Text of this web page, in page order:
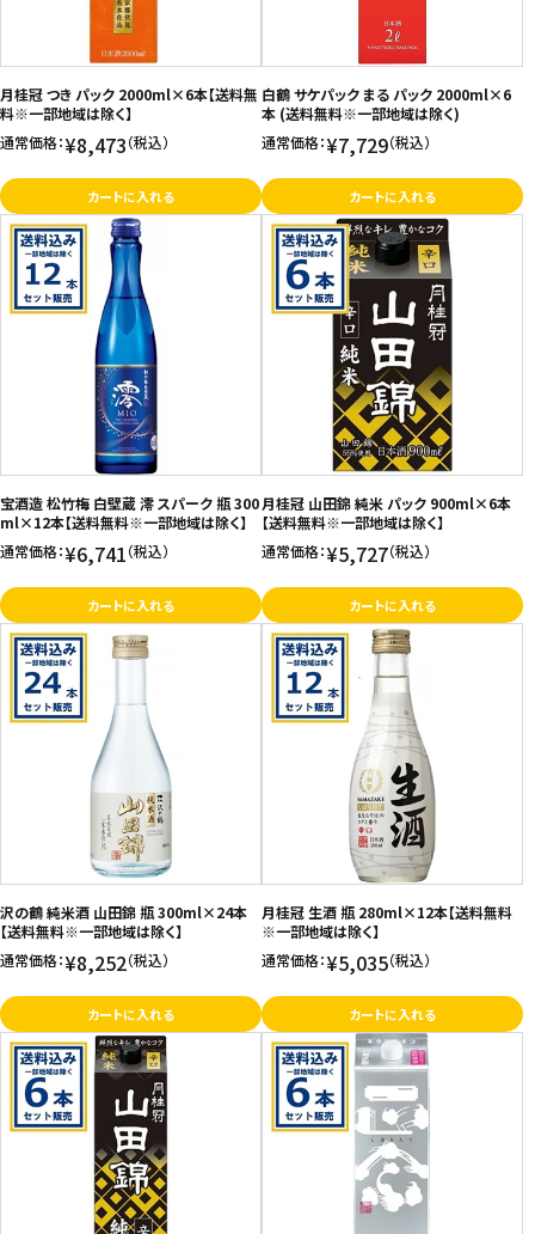
月桂冠 つき パック 2000ml×6本【送料無
料※一部地域は除く】
通常価格：¥8,473（税込）
カートに入れる
白鶴 サケパック まる パック 2000ml×6
本 (送料無料※一部地域は除く)
通常価格：¥7,729（税込）
カートに入れる
宝酒造 松竹梅 白壁蔵 澪 スパーク 瓶 300
ml×12本【送料無料※一部地域は除く】
通常価格：¥6,741（税込）
カートに入れる
月桂冠 山田錦 純米 パック 900ml×6本
【送料無料※一部地域は除く】
通常価格：¥5,727（税込）
カートに入れる
沢の鶴 純米酒 山田錦 瓶 300ml×24本
【送料無料※一部地域は除く】
通常価格：¥8,252（税込）
カートに入れる
月桂冠 生酒 瓶 280ml×12本【送料無料
※一部地域は除く】
通常価格：¥5,035（税込）
カートに入れる